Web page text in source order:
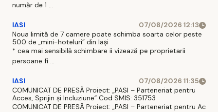
număr de 1 ...
IASI
07/08/2026 12:13
Noua limită de 7 camere poate schimba soarta celor peste
500 de „mini-hoteluri” din Iași
* cea mai sensibilă schimbare ii vizează pe proprietarii
persoane fi ...
IASI
07/08/2026 11:35
COMUNICAT DE PRESĂ Proiect: „PASI – Parteneriat pentru
Acces, Sprijin și Incluziune” Cod SMIS: 351753
COMUNICAT DE PRESĂ Proiect: „PASI – Parteneriat pentru Ac